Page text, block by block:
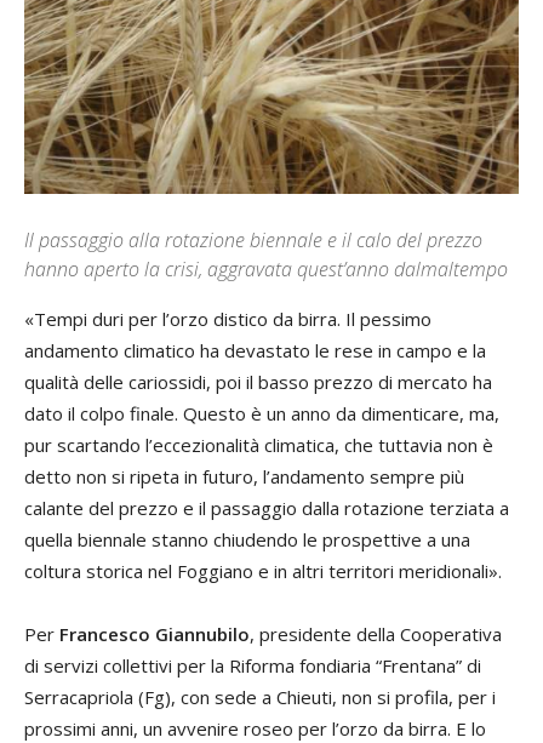
Il passaggio alla rotazione biennale e il calo del prezzo
hanno aperto la crisi, aggravata quest’anno dalmaltempo
«Tempi duri per l’orzo distico da birra. Il pessimo
andamento climatico ha devastato le rese in campo e la
qualità delle cariossidi, poi il basso prezzo di mercato ha
dato il colpo finale. Questo è un anno da dimenticare, ma,
pur scartando l’eccezionalità climatica, che tuttavia non è
detto non si ripeta in futuro, l’andamento sempre più
calante del prezzo e il passaggio dalla rotazione terziata a
quella biennale stanno chiudendo le prospettive a una
coltura storica nel Foggiano e in altri territori meridionali».
Per Francesco Giannubilo, presidente della Cooperativa
di servizi collettivi per la Riforma fondiaria “Frentana” di
Serracapriola (Fg), con sede a Chieuti, non si profila, per i
prossimi anni, un avvenire roseo per l’orzo da birra. E lo